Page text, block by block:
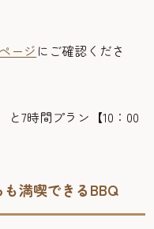
ージ にご確認くださ
と7時間プラン【10：00
も満喫できるBBQ